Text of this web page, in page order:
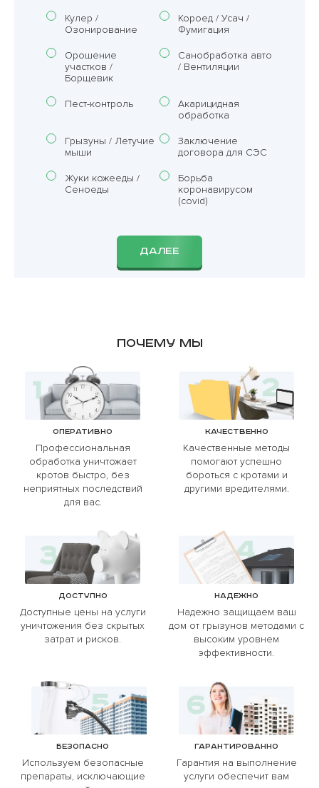
Кулер /
Озонирование
Короед / Усач /
Фумигация
Орошение
участков /
Борщевик
Санобработка авто
/ Вентиляции
Пест-контроль
Акарицидная
обработка
Грызуны / Летучие
мыши
Заключение
договора для СЭС
Жуки кожееды /
Сеноеды
Борьба
коронавирусом
(covid)
ДАЛЕЕ
Почему мы
Оперативно
Профессиональная
обработка уничтожает
кротов быстро, без
неприятных последствий
для вас.
Качественно
Качественные методы
помогают успешно
бороться с кротами и
другими вредителями.
Доступно
Доступные цены на услуги
уничтожения без скрытых
затрат и рисков.
Надежно
Надежно защищаем ваш
дом от грызунов методами с
высоким уровнем
эффективности.
Безопасно
Используем безопасные
препараты, исключающие
Гарантированно
Гарантия на выполнение
услуги обеспечит вам